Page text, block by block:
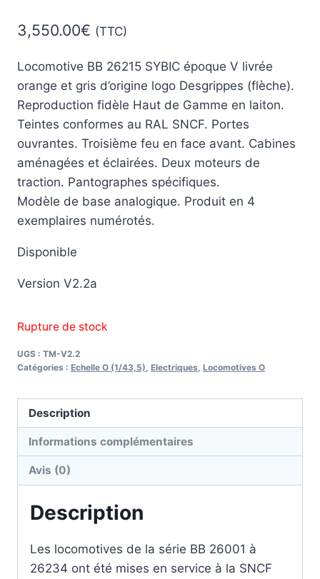
3,550.00€ (TTC)
Locomotive BB 26215 SYBIC époque V livrée
orange et gris d’origine logo Desgrippes (flèche).
Reproduction fidèle Haut de Gamme en laiton.
Teintes conformes au RAL SNCF. Portes
ouvrantes. Troisième feu en face avant. Cabines
aménagées et éclairées. Deux moteurs de
traction. Pantographes spécifiques.
Modèle de base analogique. Produit en 4
exemplaires numérotés.
Disponible
Version V2.2a
Rupture de stock
UGS : TM-V2.2
Catégories : Echelle O (1/43,5) Electriques Locomotives O
Description
Informations complémentaires
Avis (0)
Description
Les locomotives de la série BB 26001 à
26234 ont été mises en service à la SNCF